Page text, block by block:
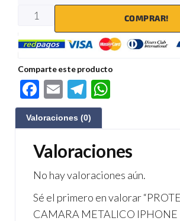
COMPRAR!
Comparte este producto
F
ac
e
b
o
o
k
E
m
ail
Te
le
gr
a
m
s
A
p
p
Valoraciones (0)
Valoraciones
No hay valoraciones aún.
Sé el primero en valorar
CAMARA METALICO IPHONE